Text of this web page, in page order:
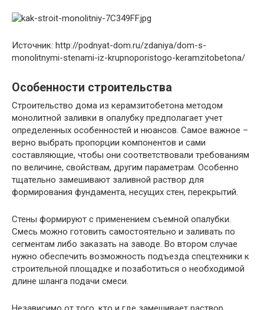
Источник: http://podnyat-dom.ru/zdaniya/dom-s-
monolitnymi-stenami-iz-krupnoporistogo-keramzitobetona/
Особенности строительства
Строительство дома из керамзитобетона методом
монолитной заливки в опалубку предполагает учет
определенных особенностей и нюансов. Самое важное –
верно выбрать пропорции компонентов и сами
составляющие, чтобы они соответствовали требованиям
по величине, свойствам, другим параметрам. Особенно
тщательно замешивают заливной раствор для
формирования фундамента, несущих стен, перекрытий.
Стены формируют с применением съемной опалубки.
Смесь можно готовить самостоятельно и заливать по
сегментам либо заказать на заводе. Во втором случае
нужно обеспечить возможность подъезда спецтехники к
строительной площадке и позаботиться о необходимой
длине шланга подачи смеси.